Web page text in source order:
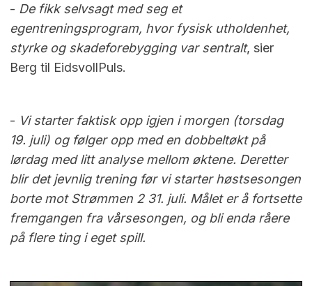
- De fikk selvsagt med seg et
egentreningsprogram, hvor fysisk utholdenhet,
styrke og skadeforebygging var sentralt, sier
Berg til EidsvollPuls.
- Vi starter faktisk opp igjen i morgen (torsdag
19. juli) og følger opp med en dobbeltøkt på
lørdag med litt analyse mellom øktene. Deretter
blir det jevnlig trening før vi starter høstsesongen
borte mot Strømmen 2 31. juli. Målet er å fortsette
fremgangen fra vårsesongen, og bli enda råere
på flere ting i eget spill.